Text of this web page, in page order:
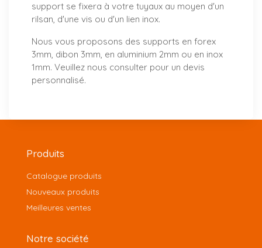
support se fixera à votre tuyaux au moyen d'un
rilsan, d'une vis ou d'un lien inox.
Nous vous proposons des supports en forex
3mm, dibon 3mm, en aluminium 2mm ou en inox
1mm. Veuillez nous consulter pour un devis
personnalisé.
Produits
Catalogue produits
Nouveaux produits
Meilleures ventes
Notre société